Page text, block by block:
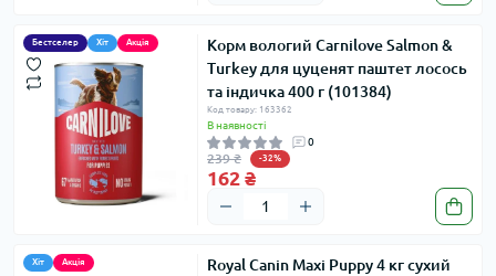
Бестселер Хіт Акція
Корм вологий Carnilove Salmon &
Turkey для цуценят паштет лосось
та індичка 400 г (101384)
Код товару: 163362
В наявності
0
239 ₴ -32%
162 ₴
Хіт Акція
Royal Canin Maxi Puppy 4 кг сухий